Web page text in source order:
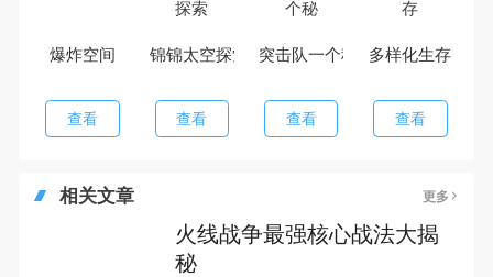
爆炸空间
查看
锦锦太空探索
查看
突击队一个秘
查看
多样化生存
查看
相关文章 更多
火线战争最强核心战法大揭
秘